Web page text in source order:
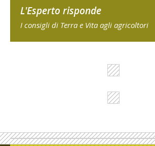
L'Esperto risponde
I consigli di Terra e Vita agli agricoltori